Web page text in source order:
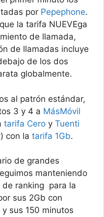
por Pepephone.
la tarifa NUEVEga
de llamada,
de llamadas incluye
de los dos
globalmente.
al patrón estándar,
3 y 4 a MásMóvil
tarifa Cero y Tuenti
) con la tarifa 1Gb.
de grandes
manteniendo
de ranking para la
sus 2Gb con
sus 150 minutos